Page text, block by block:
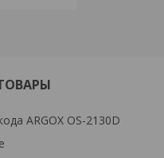
ARGOX OS-2130D